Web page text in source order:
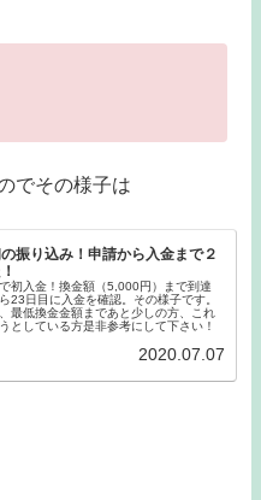
でその様子は
振り込み！申請から入金まで２
初入金！換金額（5,000円）まで到達
23日目に入金を確認。その様子です。
最低換金金額まであと少しの方、これ
としている方是非参考にして下さい！
2020.07.07